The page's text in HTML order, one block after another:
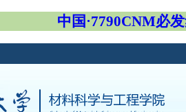
中国·7790CNM必